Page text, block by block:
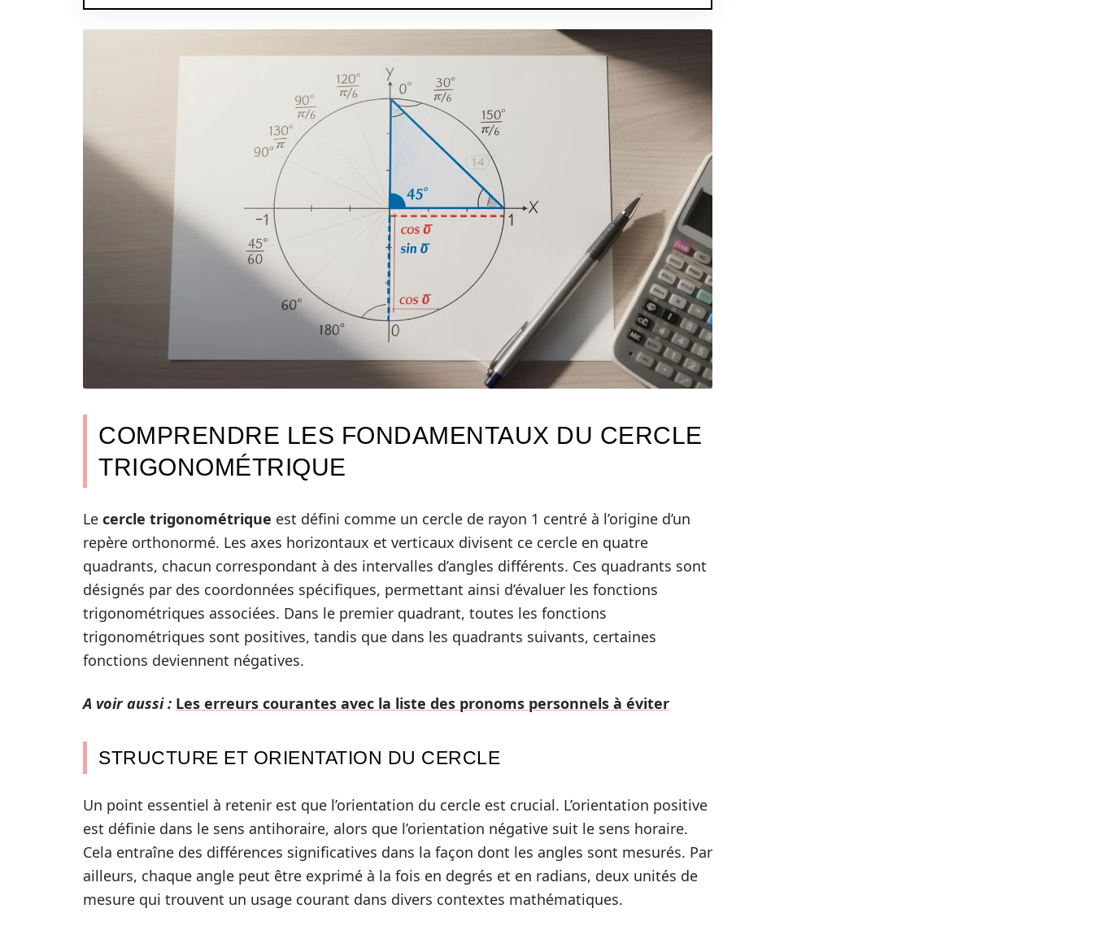
COMPRENDRE LES FONDAMENTAUX DU CERCLE
TRIGONOMÉTRIQUE
Le cercle trigonométrique est défini comme un cercle de rayon 1 centré à l’origine d’un
repère orthonormé. Les axes horizontaux et verticaux divisent ce cercle en quatre
quadrants, chacun correspondant à des intervalles d’angles différents. Ces quadrants sont
désignés par des coordonnées spécifiques, permettant ainsi d’évaluer les fonctions
trigonométriques associées. Dans le premier quadrant, toutes les fonctions
trigonométriques sont positives, tandis que dans les quadrants suivants, certaines
fonctions deviennent négatives.
A voir aussi : Les erreurs courantes avec la liste des pronoms personnels à éviter
STRUCTURE ET ORIENTATION DU CERCLE
Un point essentiel à retenir est que l’orientation du cercle est crucial. L’orientation positive
est définie dans le sens antihoraire, alors que l’orientation négative suit le sens horaire.
Cela entraîne des différences significatives dans la façon dont les angles sont mesurés. Par
ailleurs, chaque angle peut être exprimé à la fois en degrés et en radians, deux unités de
mesure qui trouvent un usage courant dans divers contextes mathématiques.